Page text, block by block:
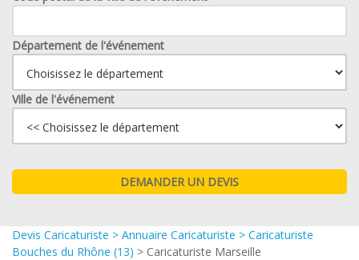
Département de l'événement
Ville de l'événement
Devis Caricaturiste > Annuaire Caricaturiste > Caricaturiste
Bouches du Rhône (13) > Caricaturiste Marseille